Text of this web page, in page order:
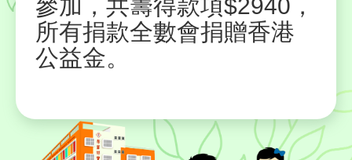
參加，共籌得款項$2940，
所有捐款全數會捐贈香港
公益金。